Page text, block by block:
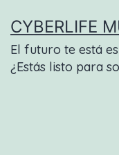
contenido
CYBERLIFE
El futuro te está
¿Estás listo para